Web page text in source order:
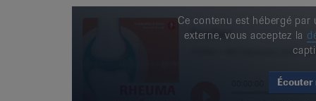
Ce contenu est hébergé
externe, vous acceptez la